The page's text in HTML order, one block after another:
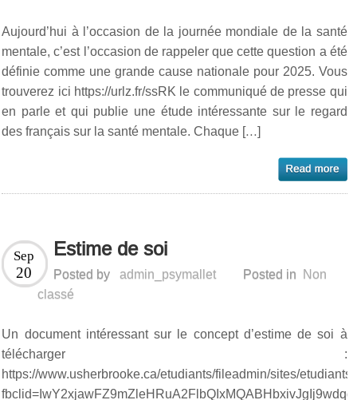
Aujourd’hui à l’occasion de la journée mondiale de la santé
mentale, c’est l’occasion de rappeler que cette question a été
définie comme une grande cause nationale pour 2025. Vous
trouverez ici https://urlz.fr/ssRK le communiqué de presse qui
en parle et qui publie une étude intéressante sur le regard
des français sur la santé mentale. Chaque […]
Estime de soi
Sep
20 Posted by admin_psymallet Posted in
Non
classé
Un document intéressant sur le concept d’estime de soi à
télécharger :
https://www.usherbrooke.ca/etudiants/fileadmin/sites/